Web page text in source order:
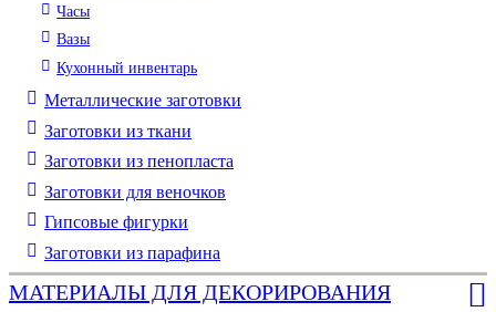
Часы
Вазы
Кухонный инвентарь
Металлические заготовки
Заготовки из ткани
Заготовки из пенопласта
Заготовки для веночков
Гипсовые фигурки
Заготовки из парафина
МАТЕРИАЛЫ ДЛЯ ДЕКОРИРОВАНИЯ